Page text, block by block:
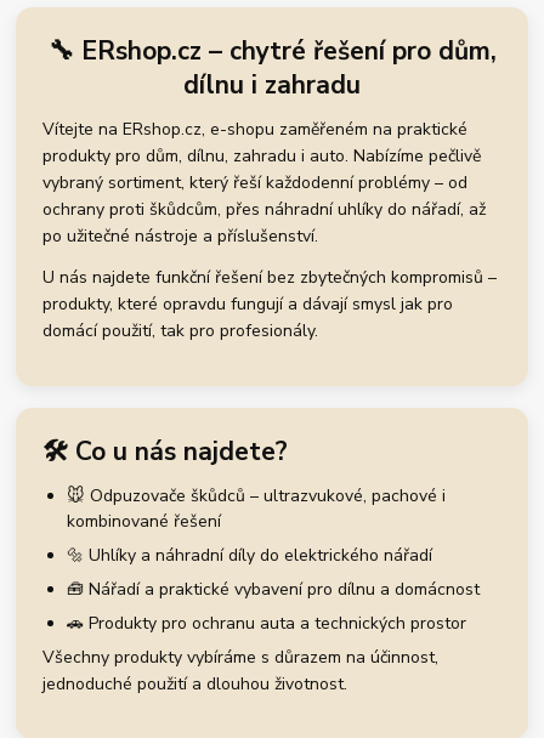
🔧 ERshop.cz – chytré řešení pro dům,
dílnu i zahradu
Vítejte na ERshop.cz, e-shopu zaměřeném na praktické
produkty pro dům, dílnu, zahradu i auto. Nabízíme pečlivě
vybraný sortiment, který řeší každodenní problémy – od
ochrany proti škůdcům, přes náhradní uhlíky do nářadí, až
po užitečné nástroje a příslušenství.
U nás najdete funkční řešení bez zbytečných kompromisů –
produkty, které opravdu fungují a dávají smysl jak pro
domácí použití, tak pro profesionály.
🛠️ Co u nás najdete?
🐭 Odpuzovače škůdců – ultrazvukové, pachové i
kombinované řešení
🔩 Uhlíky a náhradní díly do elektrického nářadí
🧰 Nářadí a praktické vybavení pro dílnu a domácnost
🚗 Produkty pro ochranu auta a technických prostor
Všechny produkty vybíráme s důrazem na účinnost,
jednoduché použití a dlouhou životnost.